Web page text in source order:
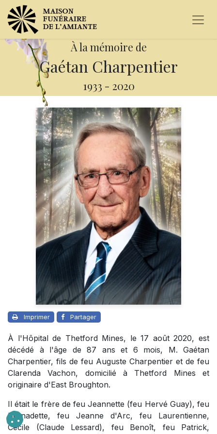
À la mémoire de
Gaétan Charpentier
1933 - 2020
Imprimer Partager
À l'Hôpital de Thetford Mines, le 17 août 2020, est
décédé à l'âge de 87 ans et 6 mois, M. Gaétan
Charpentier, fils de feu Auguste Charpentier et de feu
Clarenda Vachon, domicilié à Thetford Mines et
originaire d'East Broughton.
Il était le frère de feu Jeannette (feu Hervé Guay), feu
Bernadette, feu Jeanne d'Arc, feu Laurentienne,
Cécile (Claude Lessard), feu Benoît, feu Patrick,